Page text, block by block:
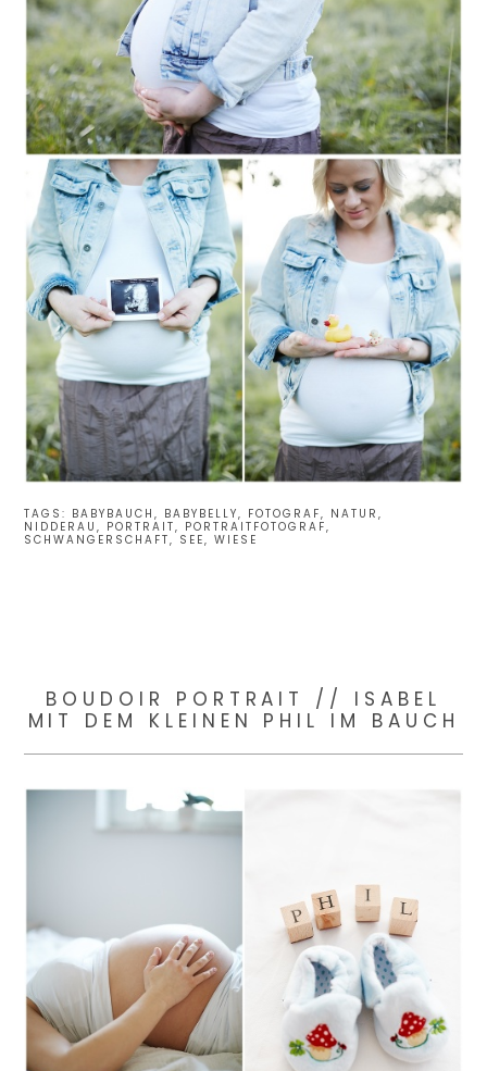
TAGS: BABYBAUCH, BABYBELLY, FOTOGRAF, NATUR,
NIDDERAU, PORTRAIT, PORTRAITFOTOGRAF,
SCHWANGERSCHAFT, SEE,WIESE
BOUDOIR PORTRAIT // ISABEL
MIT DEM KLEINEN PHIL IM BAUCH